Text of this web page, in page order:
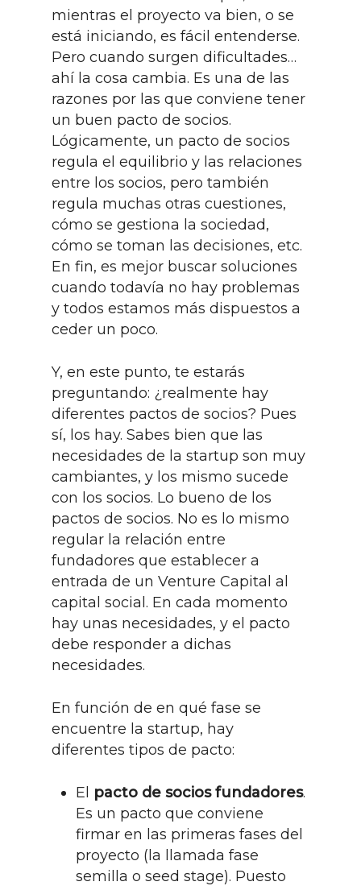
mientras el proyecto va bien, o se
está iniciando, es fácil entenderse.
Pero cuando surgen dificultades…
ahí la cosa cambia. Es una de las
razones por las que conviene tener
un buen pacto de socios.
Lógicamente, un pacto de socios
regula el equilibrio y las relaciones
entre los socios, pero también
regula muchas otras cuestiones,
cómo se gestiona la sociedad,
cómo se toman las decisiones, etc.
En fin, es mejor buscar soluciones
cuando todavía no hay problemas
y todos estamos más dispuestos a
ceder un poco.
Y, en este punto, te estarás
preguntando: ¿realmente hay
diferentes pactos de socios? Pues
sí, los hay. Sabes bien que las
necesidades de la startup son muy
cambiantes, y los mismo sucede
con los socios. Lo bueno de los
pactos de socios. No es lo mismo
regular la relación entre
fundadores que establecer a
entrada de un Venture Capital al
capital social. En cada momento
hay unas necesidades, y el pacto
debe responder a dichas
necesidades.
En función de en qué fase se
encuentre la startup, hay
diferentes tipos de pacto:
El pacto de socios fundadores.
Es un pacto que conviene
firmar en las primeras fases del
proyecto (la llamada fase
semilla o seed stage). Puesto